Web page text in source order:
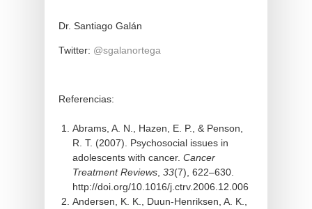
Dr. Santiago Galán
Twitter: @sgalanortega
Referencias:
Abrams, A. N., Hazen, E. P., & Penson,
R. T. (2007). Psychosocial issues in
adolescents with cancer. Cancer
Treatment Reviews 33(7), 622–630.
http://doi.org/10.1016/j.ctrv.2006.12.006
Andersen, K. K., Duun-Henriksen, A. K.,